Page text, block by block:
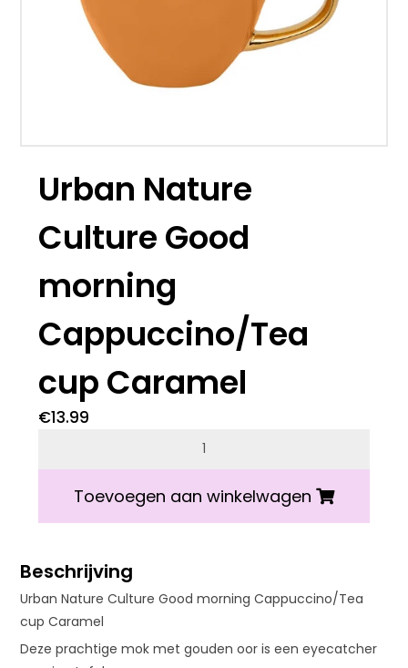
Urban Nature
Culture Good
morning
Cappuccino/Tea
cup Caramel
€13.99
Urban Nature Culture Good morning Cappuccino/
Toevoegen aan winkelwagen
Beschrijving
Urban Nature Culture Good morning Cappuccino/Tea
cup Caramel
Deze prachtige mok met gouden oor is een eyecatcher